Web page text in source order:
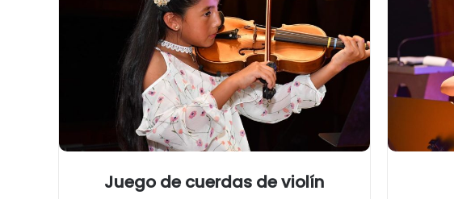
Juego de cuerdas de violín